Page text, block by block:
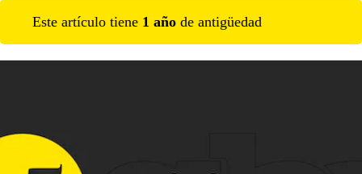
Este artículo tiene 1 año de antigüedad